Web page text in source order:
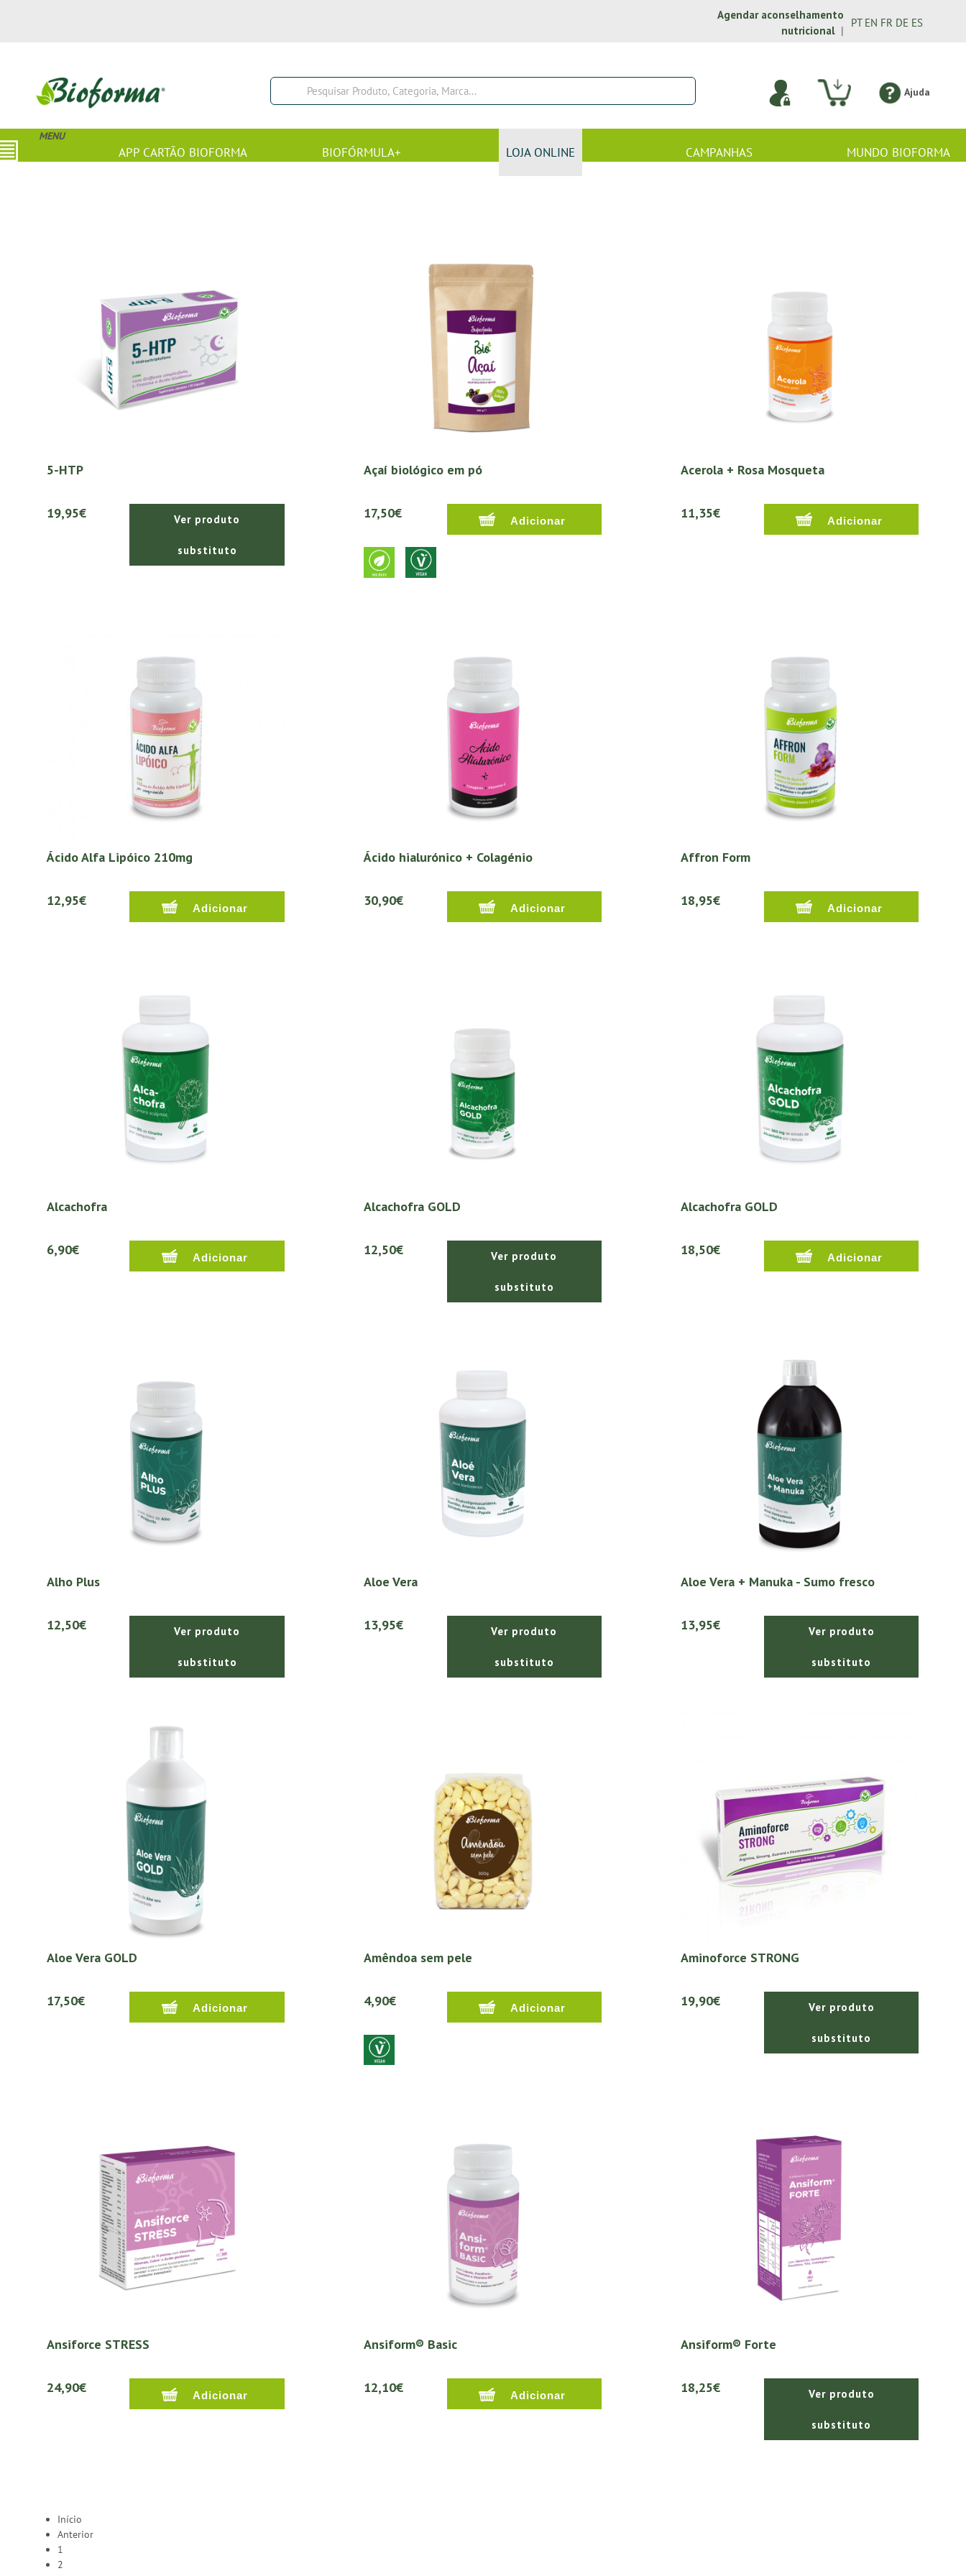
Agendar aconselhamento
nutricional |
PT EN FR DE ES
Ajuda
MENU
APP CARTÃO BIOFORMA BIOFÓRMULA+ LOJA ONLINE CAMPANHAS MUNDO BIOFORMA
5-HTP
19,95€ Ver produto
substituto
Açaí biológico em pó
17,50€
Acerola + Rosa Mosqueta
11,35€
Ácido Alfa Lipóico 210mg
12,95€
Ácido hialurónico + Colagénio
30,90€
Affron Form
18,95€
Alcachofra
6,90€
Alcachofra GOLD
12,50€ Ver produto
substituto
Alcachofra GOLD
18,50€
Alho Plus
12,50€ Ver produto
substituto
Aloe Vera
13,95€ Ver produto
substituto
Aloe Vera + Manuka - Sumo fresco
13,95€ Ver produto
substituto
Aloe Vera GOLD
17,50€
Amêndoa sem pele
4,90€
Aminoforce STRONG
19,90€ Ver produto
substituto
Ansiforce STRESS
24,90€
Ansiform® Basic
12,10€
Ansiform® Forte
18,25€ Ver produto
substituto
Início
Anterior
1
2